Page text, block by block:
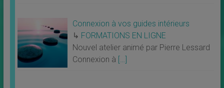
Connexion à vos guides intérieurs
↳ FORMATIONS EN LIGNE
Nouvel atelier animé par Pierre Lessard
Connexion à […]